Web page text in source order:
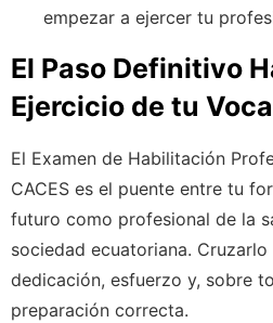
empezar a ejercer tu
El Paso Definitivo
Ejercicio de tu
El Examen de Habilitación
CACES es el puente entre tu
futuro como profesional de la
sociedad ecuatoriana.
dedicación, esfuerzo y, sobre
preparación correcta.